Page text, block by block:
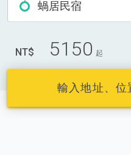
蝸居民宿
NT$ 5150 起
輸入地址、